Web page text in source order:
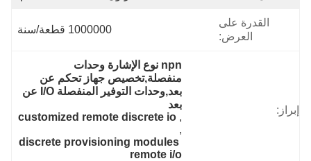
القدرة على
العرض:
1000000 قطعة/سنة
إبراز:
npn نوع الإشارة وحدات
منفصلة,تخصيص جهاز تحكم عن
بعد,وحدات التوفير المنفصلة I/O عن
بعد
,
customized remote discrete io
,
discrete provisioning modules
remote i/o